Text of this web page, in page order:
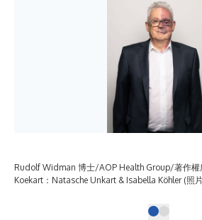
Rudolf Widman 博士/AOP Health Group/著作
Koekart：Natasche Unkart & Isabella Köhler (照